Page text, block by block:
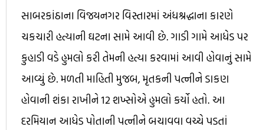
સાબરકાંઠાના વિજયનગર વિસ્તારમાં અંધશ્રદ્ધાના કારણે
ચકચારી હત્યાની ઘટના સામે આવી છે. ગાડી ગામે આધેડ પર
કુહાડી વડે હુમલો કરી તેમની હત્યા કરવામાં આવી હોવાનું સામે
આવ્યું છે. મળતી માહિતી મુજબ, મૃતકની પત્નીને ડાકણ
હોવાની શંકા રાખીને 12 શખ્સોએ હુમલો કર્યો હતો. આ
દરમિયાન આધેડ પોતાની પત્નીને બચાવવા વચ્ચે પડતાં